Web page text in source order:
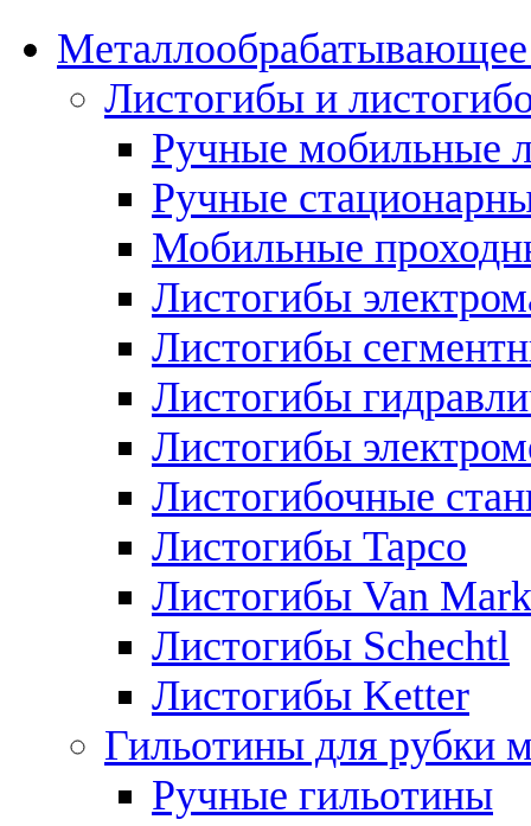
Металлообрабатывающее
Листогибы и
Ручные мобильные
Ручные
Мобильные
Листогибы
Листогибы
Листогибы
Листогибы
Листогибочные
Листогибы Tapco
Листогибы Van Mark
Листогибы Schechtl
Листогибы Ketter
Гильотины для рубки
Ручные гильотины